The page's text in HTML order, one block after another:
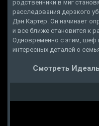
родственники в миг
расследования дерзкого
Дэн Картер. Он начинает
и все ближе становится к
Одновременно с этим, шеф
интересных деталей о
Смотреть